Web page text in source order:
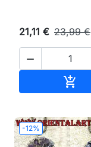
21,11 € 23,99 €


-12%